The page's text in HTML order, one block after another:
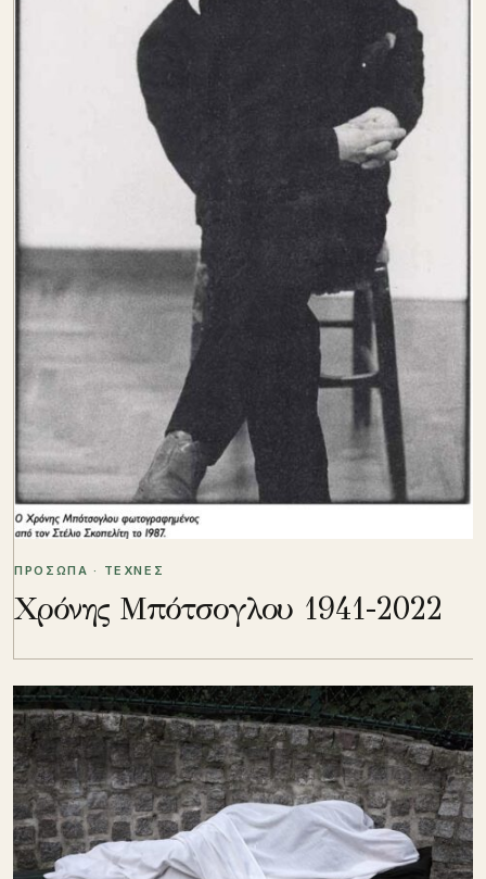
ΠΡΟΣΩΠΑ · ΤΕΧΝΕΣ
Χρόνης Μπότσογλου 1941-2022